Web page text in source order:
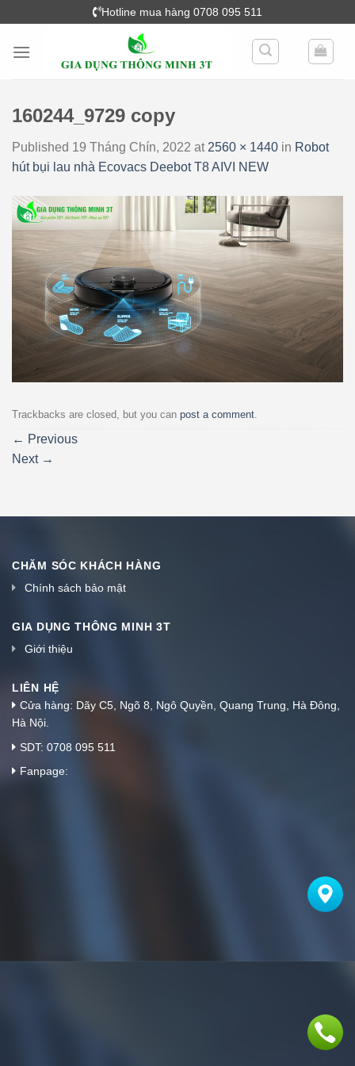
content
Hotline mua hàng 0708 095 511
160244_9729 copy
Published 19 Tháng Chín, 2022 at 2560 × 1440 in Robot
hút bụi lau nhà Ecovacs Deebot T8 AIVI NEW
Trackbacks are closed, but you can post a comment
← Previous
Next →
CHĂM SÓC KHÁCH HÀNG
Chính sách bảo mật
GIA DỤNG THÔNG MINH 3T
Giới thiệu
LIÊN HỆ
Cửa hàng: Dãy C5, Ngõ 8, Ngô Quyền, Quang Trung, Hà Đông,
Hà Nội.
SDT: 0708 095 511
Fanpage: